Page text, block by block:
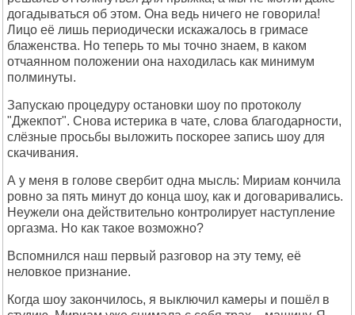
догадываться об этом. Она ведь ничего не говорила!
Лицо её лишь периодически искажалось в гримасе
блаженства. Но теперь то мы точно знаем, в каком
отчаянном положении она находилась как минимум
полминуты.
Запускаю процедуру остановки шоу по протоколу
"Джекпот". Снова истерика в чате, слова благодарности,
слёзные просьбы выложить поскорее запись шоу для
скачивания.
А у меня в голове свербит одна мысль: Мириам кончила
ровно за пять минут до конца шоу, как и договаривались.
Неужели она действительно контролирует наступление
оргазма. Но как такое возможно?
Вспомнился наш первый разговор на эту тему, её
неловкое признание.
Когда шоу закончилось, я выключил камеры и пошёл в